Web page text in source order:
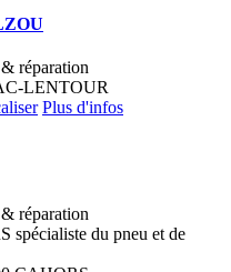
réparation
LENTOUR
Plus d'infos
réparation
spécialiste du pneu et de